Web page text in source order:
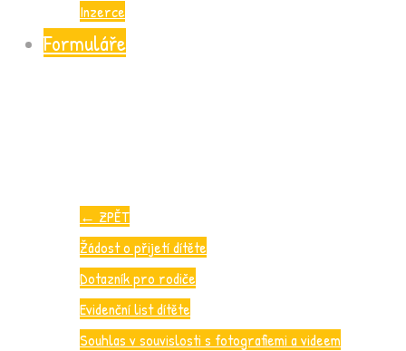
Inzerce
Formuláře
← ZPĚT
Žádost o přijetí dítěte
Dotazník pro rodiče
Evidenční list dítěte
Souhlas v souvislosti s fotografiemi a videem